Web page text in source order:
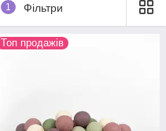
1 Фільтри
Топ продажів